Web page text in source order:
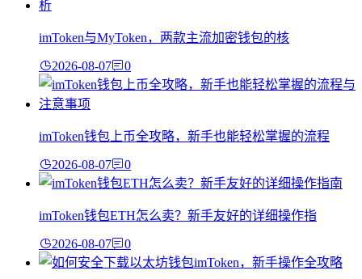
imToken与MyToken，两款主流加密钱包的核
2026-08-07 0
imToken钱包上币全攻略，新手也能轻松掌握的流程
2026-08-07 0
imToken钱包ETH怎么卖？新手友好的详细操作指
2026-08-07 0